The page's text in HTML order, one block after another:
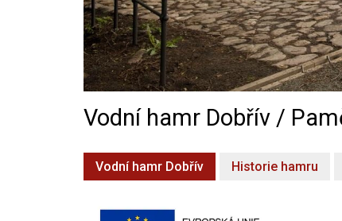
Vodní hamr Dobřív /
Vodní hamr Dobřív Historie hamru